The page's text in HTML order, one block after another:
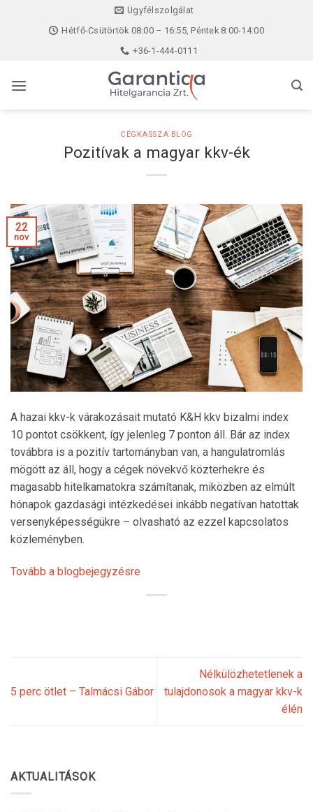
Ügyfélszolgálat
Hétfő-Csütörtök 08:00 – 16:55, Péntek 8:00-14:00
+36-1-444-0111
CÉGKASSZA BLOG
Pozitívak a magyar kkv-ék
22
nov
A hazai kkv-k várakozásait mutató K&H kkv bizalmi index
10 pontot csökkent, így jelenleg 7 ponton áll. Bár az index
továbbra is a pozitív tartományban van, a hangulatromlás
mögött az áll, hogy a cégek növekvő közterhekre és
magasabb hitelkamatokra számítanak, miközben az elmúlt
hónapok gazdasági intézkedései inkább negatívan hatottak
versenyképességükre – olvasható az ezzel kapcsolatos
közleményben.
Tovább a blogbejegyzésre
5 perc ötlet – Talmácsi Gábor
Nélkülözhetetlenek a
tulajdonosok a magyar kkv-k
élén
AKTUALITÁSOK